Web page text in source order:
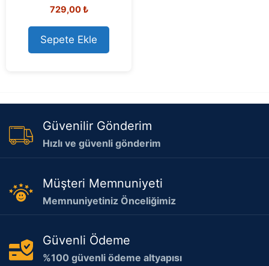
0
u
t
o
f
729,00₺
Sepete Ekle
Güvenilir Gönderim
Hızlı ve güvenli gönderim
Müşteri Memnuniyeti
Memnuniyetiniz Önceliğimiz
Güvenli Ödeme
%100 güvenli ödeme altyapısı